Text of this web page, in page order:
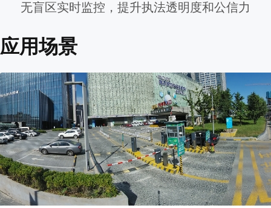
无盲区实时监控，提升执法透明度和公信力
应用场景